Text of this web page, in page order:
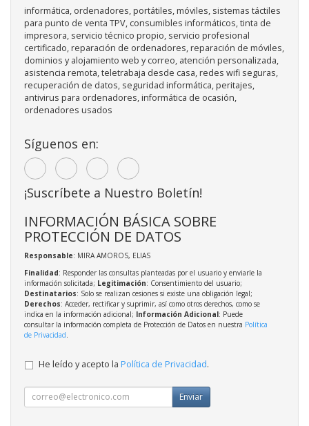
informática, ordenadores, portátiles, móviles, sistemas táctiles
para punto de venta TPV, consumibles informáticos, tinta de
impresora, servicio técnico propio, servicio profesional
certificado, reparación de ordenadores, reparación de móviles,
dominios y alojamiento web y correo, atención personalizada,
asistencia remota, teletrabaja desde casa, redes wifi seguras,
recuperación de datos, seguridad informática, peritajes,
antivirus para ordenadores, informática de ocasión,
ordenadores usados
Síguenos en:
¡Suscríbete a Nuestro Boletín!
INFORMACIÓN BÁSICA SOBRE
PROTECCIÓN DE DATOS
Responsable: MIRA AMOROS, ELIAS
Finalidad: Responder las consultas planteadas por el usuario y enviarle la
información solicitada; Legitimación: Consentimiento del usuario;
Destinatarios: Solo se realizan cesiones si existe una obligación legal;
Derechos: Acceder, rectificar y suprimir, así como otros derechos, como se
indica en la información adicional; Información Adicional: Puede
consultar la información completa de Protección de Datos en nuestra Política
de Privacidad
He leído y acepto la Política de Privacidad.
Enviar